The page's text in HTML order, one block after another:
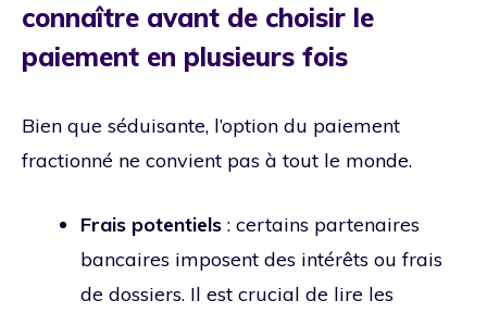
connaître avant de choisir le
paiement en plusieurs fois
Bien que séduisante, l’option du paiement
fractionné ne convient pas à tout le monde.
Frais potentiels : certains partenaires
bancaires imposent des intérêts ou frais
de dossiers. Il est crucial de lire les